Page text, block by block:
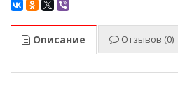
Описание Отзывов (0)